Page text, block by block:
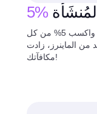
5%
ادعُ أصدقاءك لبدء رحلتهم في التعدين، واكسب 5% من كل
من الماينرز، زادت
مكافآتك!